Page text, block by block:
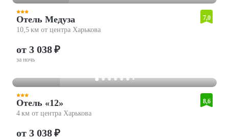
Отель Медуза
10,5 км от центра Харькова
7,0
от 3 038 ₽
за ночь
Отель «12»
4 км от центра Харькова
8,6
от 3 038 ₽